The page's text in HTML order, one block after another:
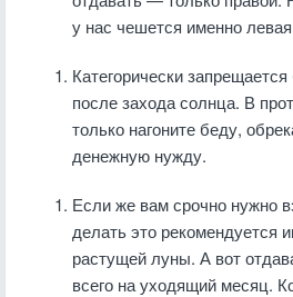
у нас чешется именно
Категорически
после захода солнца. В
только нагоните беду,
денежную нужду.
Если же вам срочно нужно
делать это рекомендуется
растущей луны. А вот
всего на уходящий месяц.